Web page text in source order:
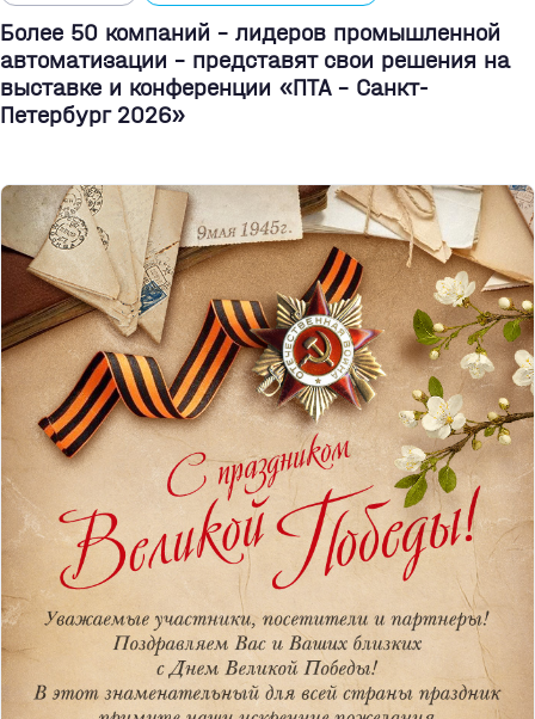
Более 50 компаний - лидеров промышленной
автоматизации - представят свои решения на
выставке и конференции «ПТА – Санкт-
Петербург 2026»